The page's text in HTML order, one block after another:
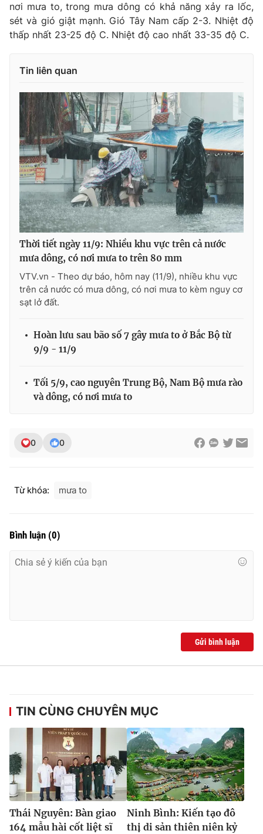
nơi mưa to, trong mưa dông có khả năng xảy ra lốc,
sét và gió giật mạnh. Gió Tây Nam cấp 2-3. Nhiệt độ
thấp nhất 23-25 độ C. Nhiệt độ cao nhất 33-35 độ C.
Tin liên quan
Thời tiết ngày 11/9: Nhiều khu vực trên cả nước
mưa dông, có nơi mưa to trên 80 mm
VTV.vn - Theo dự báo, hôm nay (11/9), nhiều khu vực
trên cả nước có mưa dông, có nơi mưa to kèm nguy cơ
sạt lở đất.
Hoàn lưu sau bão số 7 gây mưa to ở Bắc Bộ từ
9/9 - 11/9
Tối 5/9, cao nguyên Trung Bộ, Nam Bộ mưa rào
và dông, có nơi mưa to
0 0
Từ khóa: mưa to
Bình luận (0)
Gửi bình luận
TIN CÙNG CHUYÊN MỤC
Thái Nguyên: Bàn giao
164 mẫu hài cốt liệt sĩ
Ninh Bình: Kiến tạo đô
thị di sản thiên niên kỷ